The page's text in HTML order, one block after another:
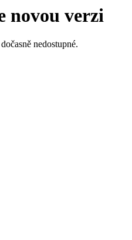
novou verzi
nedostupné.